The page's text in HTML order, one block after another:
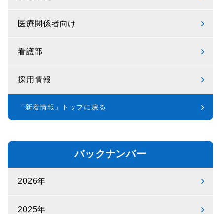
医療関係者向け
看護部
採用情報
「新着情報」トップに戻る
バックナンバー
2026年
2025年